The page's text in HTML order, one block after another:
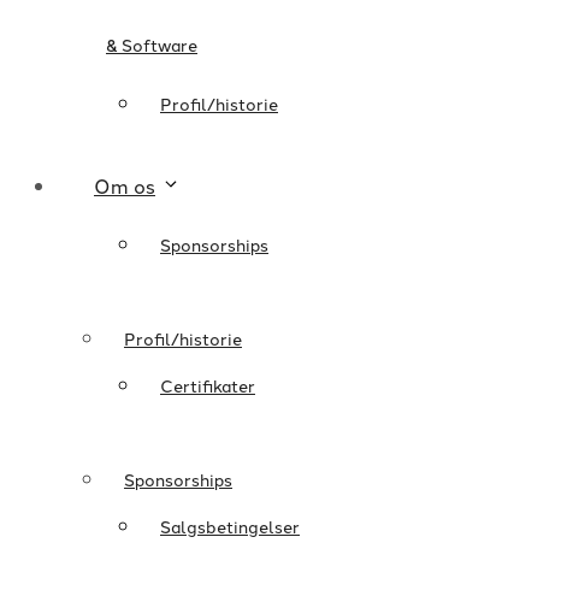
Profil/historie
Sponsorships
Certifikater
Salgsbetingelser
& Software
Om os
Profil/historie
Sponsorships